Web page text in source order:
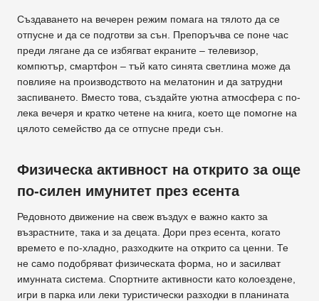
Създаването на вечерен режим помага на тялото да се
отпусне и да се подготви за сън. Препоръчва се поне час
преди лягане да се избягват екраните – телевизор,
компютър, смартфон – тъй като синята светлина може да
повлияе на производството на мелатонин и да затрудни
заспиването. Вместо това, създайте уютна атмосфера с по-
лека вечеря и кратко четене на книга, което ще помогне на
цялото семейство да се отпусне преди сън.
Физическа активност на открито за още
по-силен имунитет през есента
Редовното движение на свеж въздух е важно както за
възрастните, така и за децата. Дори през есента, когато
времето е по-хладно, разходките на открито са ценни. Те
не само подобряват физическата форма, но и засилват
имунната система. Спортните активности като колоездене,
игри в парка или леки туристически разходки в планината